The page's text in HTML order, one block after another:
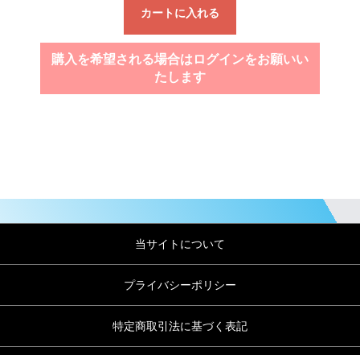
カートに入れる
購入を希望される場合はログインをお願いい
たします
当サイトについて
プライバシーポリシー
特定商取引法に基づく表記